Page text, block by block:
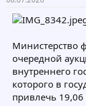
о
р
т
м
ы
а
а
л
а
Министерство
очередной
внутреннего
которого в
привлечь 19,06